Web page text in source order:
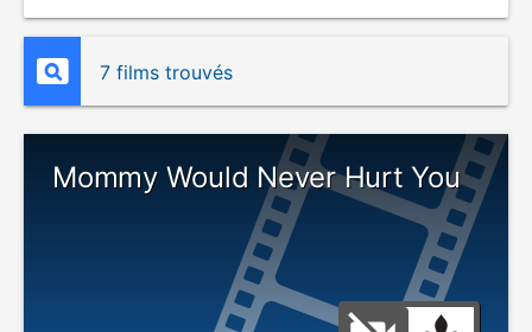
7 films trouvés
Mommy Would Never Hurt You